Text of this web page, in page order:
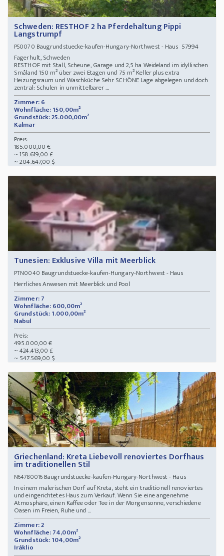
Schweden: RESTHOF 2 ha Pferdehaltung Pippi
Langstrumpf
PS0070 Baugrundstuecke-kaufen-Hungary-Northwest - Haus 57994
Fagerhult, Schweden
RESTHOF mit Stall, Scheune, Garage und 2,5 ha Weideland im idyllischen
Småland 150 m² über zwei Etagen und 75 m² Keller plus extra
Heizungsraum und Waschküche Sehr SCHÖNE Lage abgelegen und doch
zentral: Schulen in unmittelbarer ...
Zimmer: 6
Wohnfläche: 150,00m²
Grundstück: 25.000,00m²
Kalmar
Preis:
185.000,00 €
~ 158.619,00 £
~ 204.647,00 $
Tunesien: Exklusive Villa mit Meerblick
PTN0040 Baugrundstuecke-kaufen-Hungary-Northwest - Haus
Herrliches Anwesen mit Meerblick und Pool
Zimmer: 7
Wohnfläche: 600,00m²
Grundstück: 1.000,00m²
Nabul
Preis:
495.000,00 €
~ 424.413,00 £
~ 547.569,00 $
Griechenland: Kreta Liebevoll renoviertes Dorfhaus
im traditionellen Stil
N64780016Baugrundstuecke-kaufen-Hungary-Northwest - Haus
In einem malerischen Dorf auf Kreta, steht ein traditionell renoviertes
und eingerichtetes Haus zum Verkauf. Wenn Sie eine angenehme
Atmosphäre, einen Kaffee oder Tee in der Morgensonne, verschiedene
Oasen im Freien, Ruhe und ...
Zimmer: 2
Wohnfläche: 74,00m²
Grundstück: 104,00m²
Iráklio